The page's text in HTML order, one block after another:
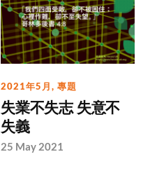
2021年5月,專題
失業不失志 失意不
失義
25 May 2021